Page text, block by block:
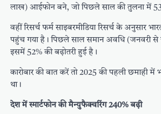
लाख) आईफोन बने, जो पिछले साल की तुलना में
वहीं रिसर्च फर्म साइबरमीडिया रिसर्च के
पहुंच गया है। पिछले साल समान अवधि (जनवरी से
इसमें 52% की बढ़ोतरी हुई है।
कारोबार की बात करें तो 2025 की पहली
था।
देश में स्मार्टफोन की मैन्युफैक्चरिंग 240% बढ़ी